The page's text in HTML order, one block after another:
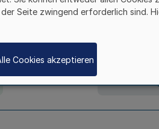
die
Seite zwingend erforderlich sind.
Cookies akzeptieren